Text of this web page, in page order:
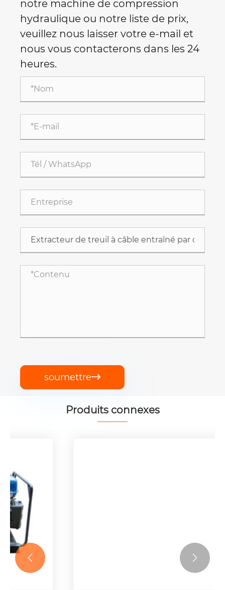
notre machine de compression
hydraulique ou notre liste de prix,
veuillez nous laisser votre e-mail et
nous vous contacterons dans les 24
heures.
soumettre
Produits connexes
 